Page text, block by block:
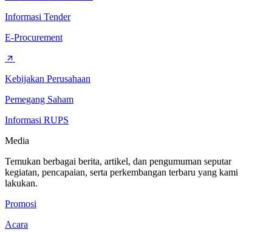
Informasi Tender
E-Procurement
Kebijakan Perusahaan
Pemegang Saham
Informasi RUPS
Media
Temukan berbagai berita, artikel, dan pengumuman seputar
kegiatan, pencapaian, serta perkembangan terbaru yang kami
lakukan.
Promosi
Acara